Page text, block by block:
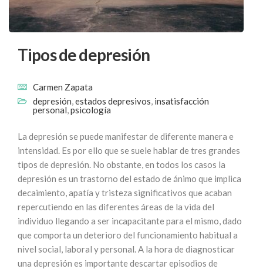
Tipos de depresión
Carmen Zapata
depresión,estados depresivos, insatisfacción
personal,psicología
La depresión se puede manifestar de diferente manera e
intensidad. Es por ello que se suele hablar de tres grandes
tipos de depresión. No obstante, en todos los casos la
depresión es un trastorno del estado de ánimo que implica
decaimiento, apatía y tristeza significativos que acaban
repercutiendo en las diferentes áreas de la vida del
individuo llegando a ser incapacitante para el mismo, dado
que comporta un deterioro del funcionamiento habitual a
nivel social, laboral y personal. A la hora de diagnosticar
una depresión es importante descartar episodios de